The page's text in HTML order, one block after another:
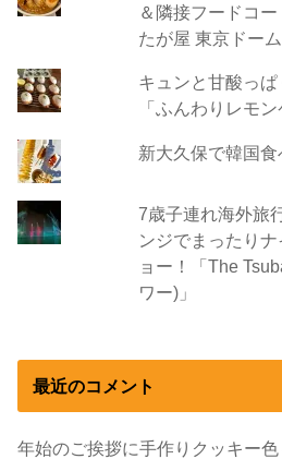
＆隣接フードコ
たが屋 東京ドーム
キュンと甘酸っ
「ふんわりレモン
新大久保で韓国食
7歳子連れ海外旅
ンジでまったり
ョー！「The
ワー)」
最近のコメント
年始のご挨拶に手作りクッキー